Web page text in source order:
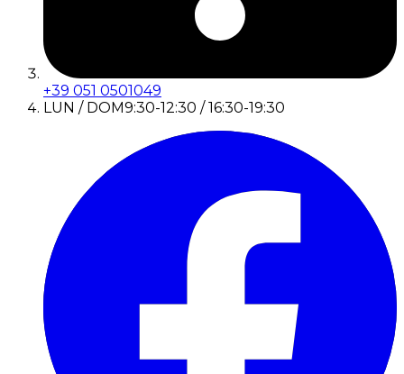
+39 051 0501049
LUN / DOM9:30-12:30 / 16:30-19:30